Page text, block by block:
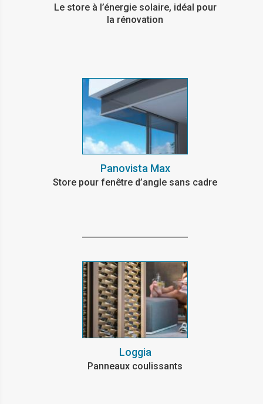
Le store à l’énergie solaire, idéal pour
la rénovation
Panovista Max
Store pour fenêtre d’angle sans cadre
Loggia
Panneaux coulissants